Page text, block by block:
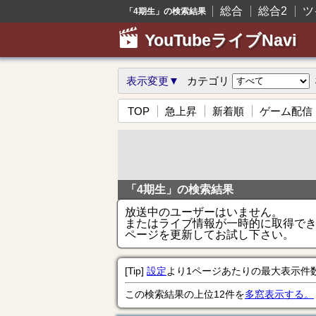
「4期生」の検索結果 総合 総合2
YouTubeライブNavi
表示変更▼ カテゴリ
TOP 急上昇 新着順 ゲーム配信
「4期生」の検索結果
放送中のユーザーはいません。
またはライブ情報が一時的に取得で
ページを更新してお試し下さい。
[Tip] 設定より1ページあたりの最大表示件
この検索結果の上位12件を多窓表示する。